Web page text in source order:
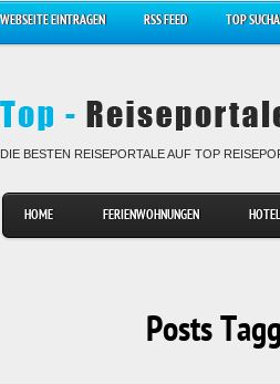
WEBSEITE EINTRAGEN RSS FEED TOP
DIE BESTEN REISEPORTALE AUF TOP
HOME FERIENWOHNUNGEN
Posts